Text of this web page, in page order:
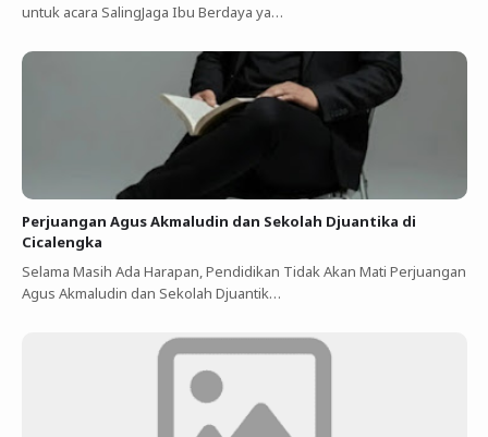
untuk acara SalingJaga Ibu Berdaya ya…
Perjuangan Agus Akmaludin dan Sekolah Djuantika di
Cicalengka
Selama Masih Ada Harapan, Pendidikan Tidak Akan Mati Perjuangan
Agus Akmaludin dan Sekolah Djuantik…